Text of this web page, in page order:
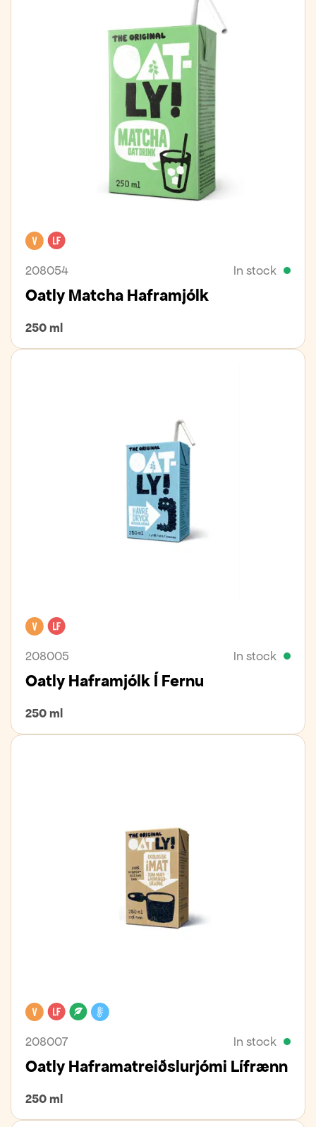
Vegan
208054 In stock
Oatly Matcha Haframjólk
250 ml
Vegan
208005 In stock
Oatly Haframjólk Í Fernu
250 ml
VeganLactose free
Organic
208007 In stock
Oatly Haframatreiðslurjómi Lífrænn
250 ml